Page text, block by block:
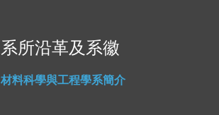
系所沿革及系徽
材料科學與工程學系簡介